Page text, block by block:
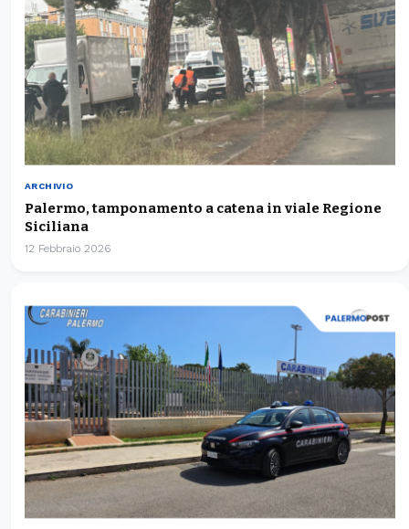
ARCHIVIO
Palermo, tamponamento a catena in viale Regione
Siciliana
12 Febbraio 2026